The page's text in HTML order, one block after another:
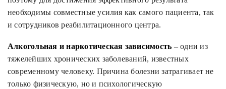
необходимы совместные усилия как самого пациента, так
и сотрудников реабилитационного центра.
Алкогольная и наркотическая зависимость – одни из
тяжелейших хронических заболеваний, известных
современному человеку. Причина болезни затрагивает не
только физическую, но и психологическую